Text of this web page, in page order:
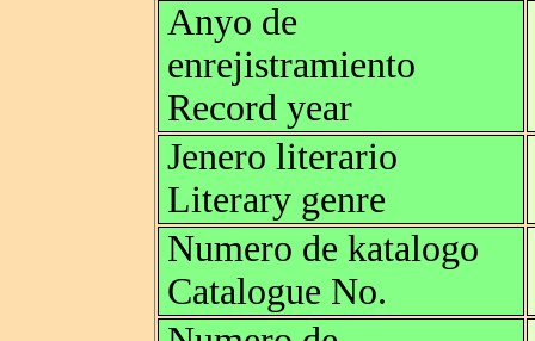
Anyo de
enrejistramiento
Record year
Jenero literario
Literary genre
Numero de katalogo
Catalogue No.